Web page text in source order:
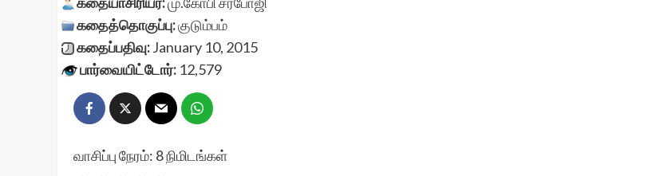
கதைத்தொகுப்பு:குடும்பம்
கதைப்பதிவு:January 10, 2015
பார்வையிட்டோர்: 12,579
வாசிப்பு நேரம்: 8நிமிடங்கள்